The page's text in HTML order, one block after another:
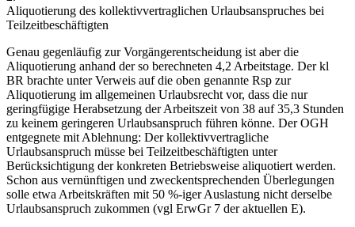
Aliquotierung des kollektivvertraglichen Urlaubsanspruches bei
Teilzeitbeschäftigten
Genau gegenläufig zur Vorgängerentscheidung ist aber die
Aliquotierung anhand der so berechneten 4,2 Arbeitstage. Der kl
BR brachte unter Verweis auf die oben genannte Rsp zur
Aliquotierung im allgemeinen Urlaubsrecht vor, dass die nur
geringfügige Herabsetzung der Arbeitszeit von 38 auf 35,3 Stunden
zu keinem geringeren Urlaubsanspruch führen könne. Der OGH
entgegnete mit Ablehnung: Der kollektivvertragliche
Urlaubsanspruch müsse bei Teilzeitbeschäftigten unter
Berücksichtigung der konkreten Betriebsweise aliquotiert werden.
Schon aus vernünftigen und zweckentsprechenden Überlegungen
solle etwa Arbeitskräften mit 50 %-iger Auslastung nicht derselbe
Urlaubsanspruch zukommen (vgl ErwGr 7 der aktuellen E).